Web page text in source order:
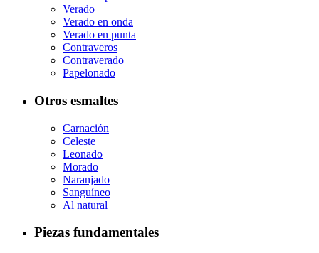
Verado
Verado en onda
Verado en punta
Contraveros
Contraverado
Papelonado
Otros esmaltes
Carnación
Celeste
Leonado
Morado
Naranjado
Sanguíneo
Al natural
Piezas fundamentales